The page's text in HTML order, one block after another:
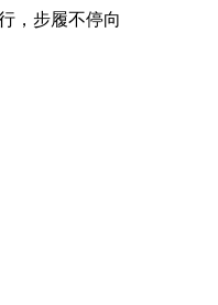
，步履不停向